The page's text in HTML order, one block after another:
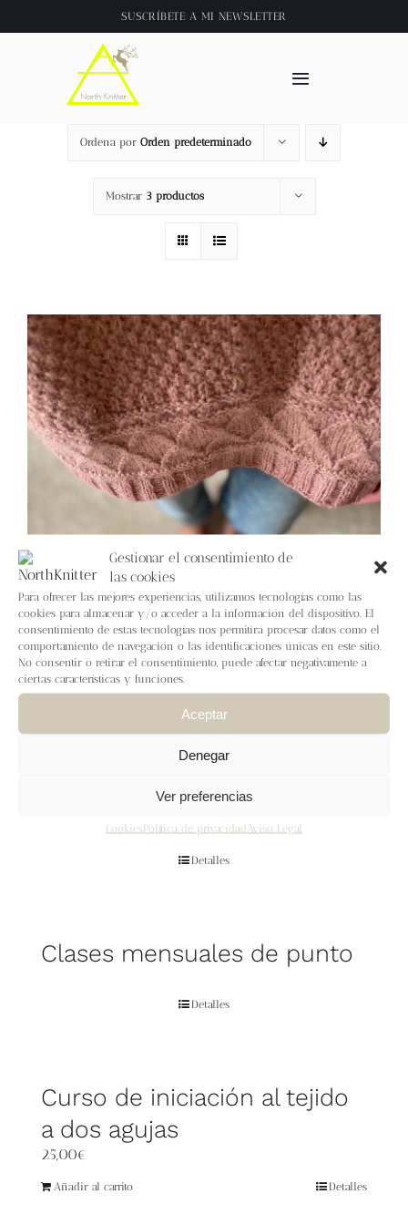
Gestionar el consentimiento de
las cookies
Para ofrecer las mejores experiencias, utilizamos tecnologías como las
cookies para almacenar y/o acceder a la información del dispositivo. El
consentimiento de estas tecnologías nos permitirá procesar datos como el
comportamiento de navegación o las identificaciones únicas en este sitio.
No consentir o retirar el consentimiento, puede afectar negativamente a
ciertas características y funciones.
Aceptar
Denegar
Ver preferencias
CookiesPolítica de privacidad Aviso Legal
al
SUSCRÍBETE A MI NEWSLETTER
Toggle
Inicio
About
Tienda
Videos
Blog
Contacto
Newsletter
Mi cuenta
Ordena por Orden predeterminado
Mostrar 3 productos
Tutorías personalizadas de
Punto
Detalles
Clases mensuales de punto
Detalles
Curso de iniciación al tejido
a dos agujas
25,00€
Añadir al carrito Detalles